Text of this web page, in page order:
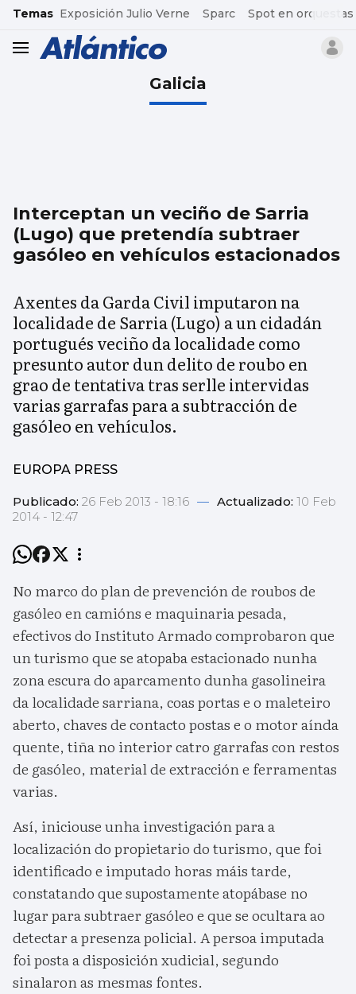
common.go-to-content
Temas Exposición Julio Verne Sparc Spot en orquestas
header.menu.open
Galicia
Interceptan un veciño de Sarria
(Lugo) que pretendía subtraer
gasóleo en vehículos estacionados
Axentes da Garda Civil imputaron na
localidade de Sarria (Lugo) a un cidadán
portugués veciño da localidade como
presunto autor dun delito de roubo en
grao de tentativa tras serlle intervidas
varias garrafas para a subtracción de
gasóleo en vehículos.
EUROPA PRESS
Publicado: 26 Feb 2013 - 18:16 — Actualizado: 10 Feb
2014 - 12:47
No marco do plan de prevención de roubos de
gasóleo en camións e maquinaria pesada,
efectivos do Instituto Armado comprobaron que
un turismo que se atopaba estacionado nunha
zona escura do aparcamento dunha gasolineira
da localidade sarriana, coas portas e o maleteiro
aberto, chaves de contacto postas e o motor aínda
quente, tiña no interior catro garrafas con restos
de gasóleo, material de extracción e ferramentas
varias.
Así, iniciouse unha investigación para a
localización do propietario do turismo, que foi
identificado e imputado horas máis tarde,
constatando que supostamente atopábase no
lugar para subtraer gasóleo e que se ocultara ao
detectar a presenza policial. A persoa imputada
foi posta a disposición xudicial, segundo
sinalaron as mesmas fontes.